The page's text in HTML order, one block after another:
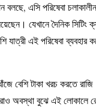
বলছে, এসি পরিষেবা
যেখানে দৈনিক সিটিং
যাত্রী এই পরিষেবা
বেশি টাকা খরচ করতে
অবস্থা বুঝে এই লোকালে